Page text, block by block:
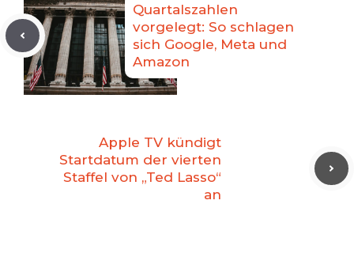
Quartalszahlen
vorgelegt: So schlagen
sich Google, Meta und
Amazon
Apple TV kündigt
Startdatum der vierten
Staffel von „Ted Lasso“
an